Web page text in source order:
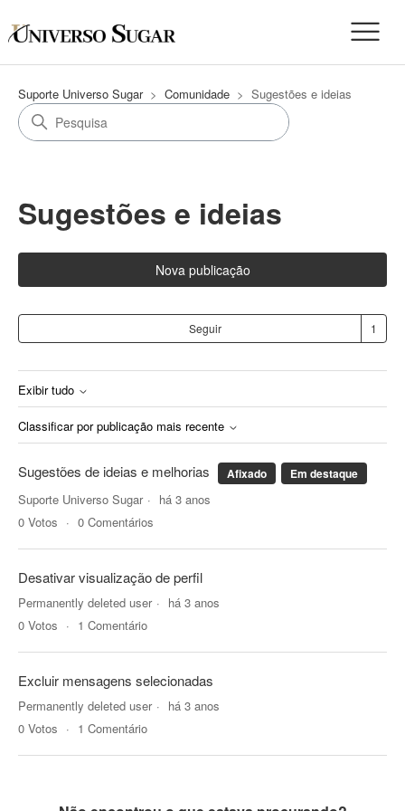
Suporte Universo Sugar Comunidade Sugestões e ideias
Sugestões e ideias
Nova publicação
Seguir
Exibir tudo
Classificar por publicação mais recente
Sugestões de ideias e melhorias Afixado Em destaque
Suporte Universo Sugar
há 3 anos
0 Votos 0 Comentários
Desativar visualização de perfil
Permanently deleted user
há 3 anos
0 Votos 1 Comentário
Excluir mensagens selecionadas
Permanently deleted user
há 3 anos
0 Votos 1 Comentário